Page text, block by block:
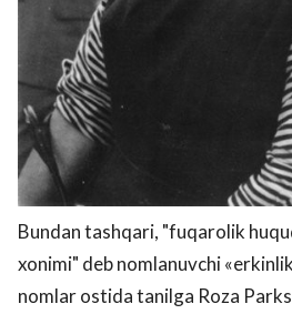
Bundan tashqari, "fuqarolik
xonimi" deb nomlanuvchi
nomlar ostida tanilga Roza